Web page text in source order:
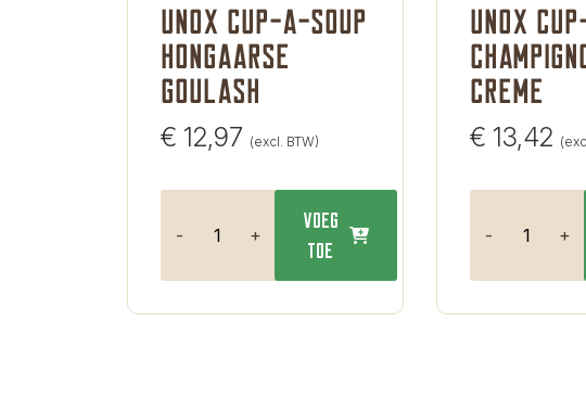
Unox cup-a-soup
hongaarse
goulash
€ 12,97 (excl. BTW)
- +
Voeg
toe
Unox
creme
€ 13,42
- +